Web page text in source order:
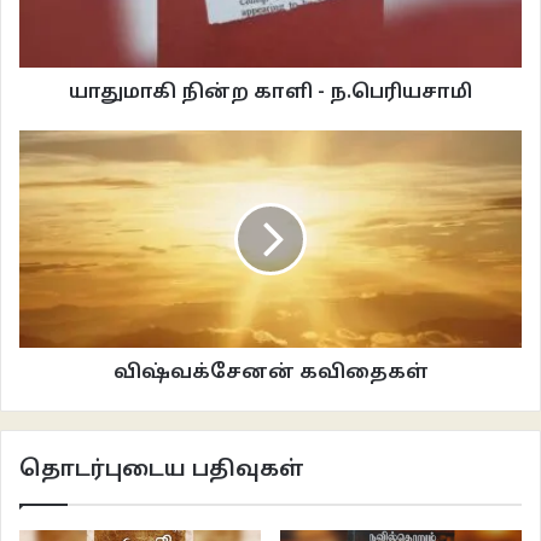
நிறுத்துகிறது, அதுவும் இன்னார் குடும்பம் இது என வெறும் டயலாக் வெர்ஷனாக
ஒரு பட்டாளமே வழி மொழியப்படுகிறது. பார்வையாளருக்கு எந்த ஒரு
உணர்வையும் தராமல் இத்தனை ஆட்களை எப்படி உள் வாங்க முடியும், எப்படி
சம்மந்தப்படுத்தி பார்க்க முடியும்? அதிலும் மொத்த வசனமும் வாட்ஸப் ஃபார்வேட்
போல வெறும் பெண்களை கேலி செய்யும், குறிப்பாய் மனைவியை கேலி செய்யும்
இரண்டாம் தர வசனங்கள், மொத்தத்தில் எங்கோ ஓரிரு வசனம் தப்பாகிப்
போகலாம் ஆனால் கேரக்டரைசேஷனாகவே அப்படி உருவாக்கியிருப்பதுதான்
சலிப்பைத் தருகிறது. இவங்கெல்லாம் யாரு, இவங்க போனா என்ன? செத்தா
என்ன என்பது போல காட்சியமைப்பிலும் திரைக்கதையிலும் அவர்களுக்கென
எந்த அழுத்தமும் தரப்படவில்லை.
அவரை வச்சு செஞ்சுட்டீங்களே என்பது போல இருந்தது. இதில் டாப்ஸிக்கு
கிளைமேக்ஸில் அவர்கள் தப்பிக்கும் ஒரே ஒரு காட்சியில் மட்டும் டாப்ஸியின்
கேரக்டரைஷேசனை உணர முடிந்தது, அதற்கு முன்னான அனைத்தும் வெறுமனே
யாதுமாகி நின்ற காளி - ந.பெரியசாமி
விஷ்வக்சேனன் கவிதைகள்
தொடர்புடைய பதிவுகள்